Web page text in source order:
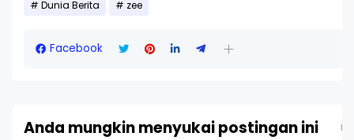
Dunia Berita zee
Facebook
Anda mungkin menyukai postingan ini